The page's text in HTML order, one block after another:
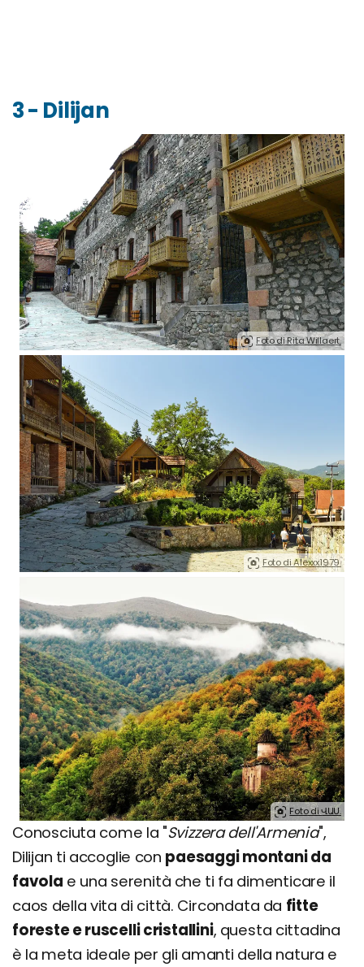
3 - Dilijan
Foto di Rita Willaert.
Foto di Alexxx1979.
Foto di ՎԱՍ.
Conosciuta come la "Svizzera dell'Armenia",
Dilijan ti accoglie con paesaggi montani da
favola e una serenità che ti fa dimenticare il
caos della vita di città. Circondata da fitte
foreste e ruscelli cristallini, questa cittadina
è la meta ideale per gli amanti della natura e